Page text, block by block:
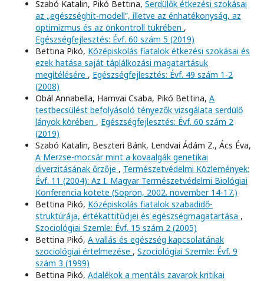
Szabó Katalin, Pikó Bettina, Serdülők étkezési szokásai
az „egészséghit-modell”, illetve az énhatékonyság, az
optimizmus és az önkontroll tükrében ,
Egészségfejlesztés: Évf. 60 szám 5 (2019)
Bettina Pikó, Középiskolás fiatalok étkezési szokásai és
ezek hatása saját táplálkozási magatartásuk
megítélésére , Egészségfejlesztés: Évf. 49 szám 1-2
(2008)
Obál Annabella, Hamvai Csaba, Pikó Bettina, A
testbecsülést befolyásoló tényezők vizsgálata serdülő
lányok körében , Egészségfejlesztés: Évf. 60 szám 2
(2019)
Szabó Katalin, Beszteri Bánk, Lendvai Ádám Z., Ács Éva,
A Merzse-mocsár mint a kovaalgák genetikai
diverzitásának őrzője , Természetvédelmi Közlemények:
Évf. 11 (2004): Az I. Magyar Természetvédelmi Biológiai
Konferencia kötete (Sopron, 2002. november 14-17.)
Bettina Pikó, Középiskolás fiatalok szabadidő-
struktúrája, értékattitűdjei és egészségmagatartása ,
Szociológiai Szemle: Évf. 15 szám 2 (2005)
Bettina Pikó, A vallás és egészség kapcsolatának
szociológiai értelmezése , Szociológiai Szemle: Évf. 9
szám 3 (1999)
Bettina Pikó, Adalékok a mentális zavarok kritikai